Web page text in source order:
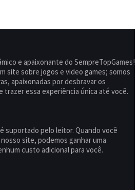
e apaixonante do SempreTopGames!
site sobre jogos e video games; somos
apaixonadas por desbravar os
trazer essa experiência única até você.
suportado pelo leitor. Quando você
site, podemos ganhar uma
custo adicional para você.